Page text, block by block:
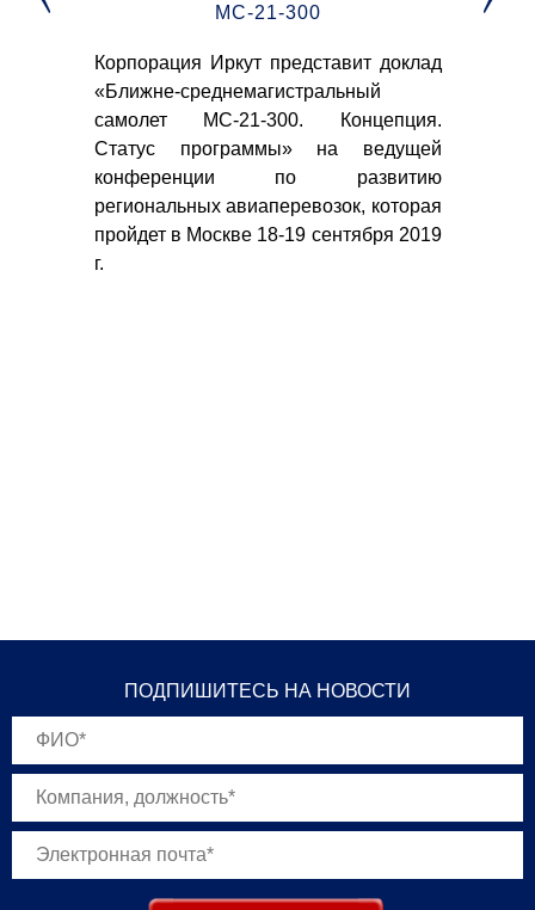
МС-21-300
Корпорация Иркут представит доклад
«Ближне-среднемагистральный
самолет МС-21-300. Концепция.
Статус программы» на ведущей
конференции по развитию
региональных авиаперевозок, которая
пройдет в Москве 18-19 сентября 2019
г.
ПОДПИШИТЕСЬ НА НОВОСТИ